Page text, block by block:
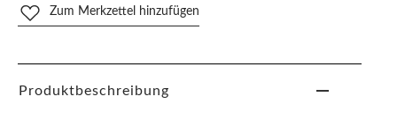
Zum Merkzettel hinzufügen
Produktbeschreibung